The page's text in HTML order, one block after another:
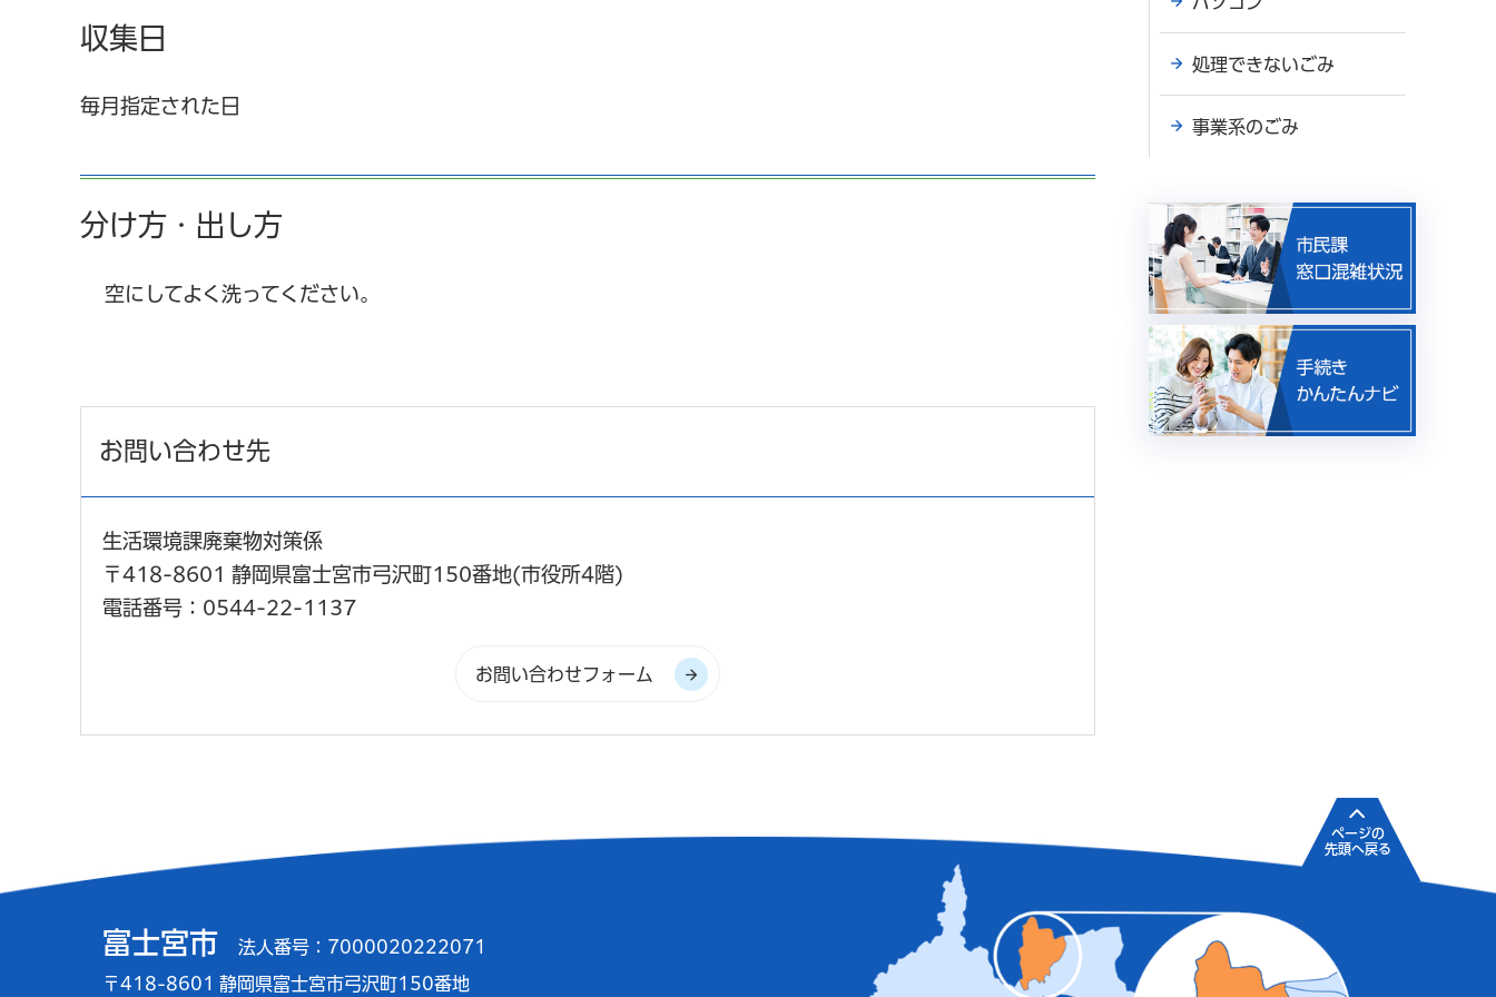
収集日
毎月指定された日
分け方・出し方
空にしてよく洗ってください。
お問い合わせ先
生活環境課廃棄物対策係
〒418-8601 静岡県富士宮市弓沢町150番地(市役所4階)
電話番号：0544-22-1137
処理できないごみ
事業系のごみ
富士宮市 法人番号：7000020222071
〒418-8601 静岡県富士宮市弓沢町150番地
ページの
先頭へ戻る